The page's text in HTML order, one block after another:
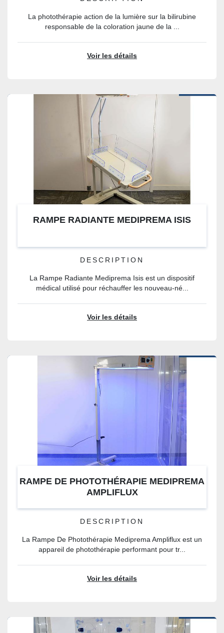
La photothérapie action de la lumière sur la bilirubine
responsable de la coloration jaune de la ...
Voir les détails
RAMPE RADIANTE MEDIPREMA ISIS
DESCRIPTION
La Rampe Radiante Mediprema Isis est un dispositif
médical utilisé pour réchauffer les nouveau-né...
Voir les détails
RAMPE DE PHOTOTHÉRAPIE MEDIPREMA
AMPLIFLUX
DESCRIPTION
La Rampe De Photothérapie Mediprema Ampliflux est un
appareil de photothérapie performant pour tr...
Voir les détails